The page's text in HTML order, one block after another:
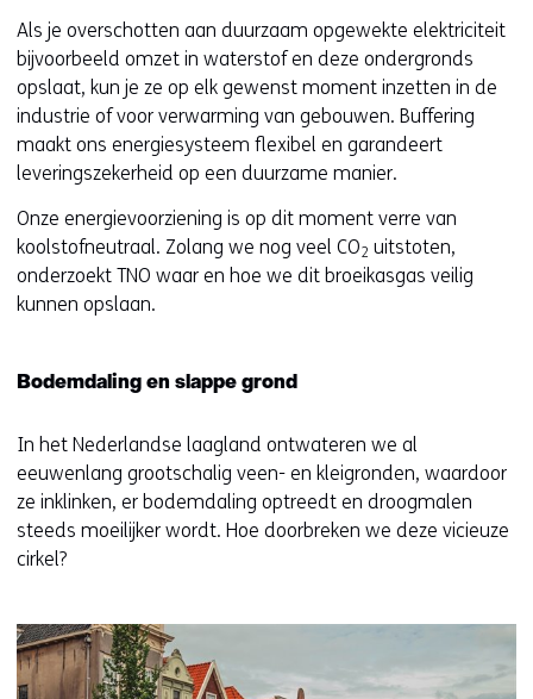
Als je overschotten aan duurzaam opgewekte elektriciteit
bijvoorbeeld omzet in waterstof en deze ondergronds
opslaat, kun je ze op elk gewenst moment inzetten in de
industrie of voor verwarming van gebouwen. Buffering
maakt ons energiesysteem flexibel en garandeert
leveringszekerheid op een duurzame manier.
Onze energievoorziening is op dit moment verre van
koolstofneutraal. Zolang we nog veel CO2 uitstoten,
onderzoekt TNO waar en hoe we dit broeikasgas veilig
kunnen opslaan.
Bodemdaling en slappe grond
In het Nederlandse laagland ontwateren we al
eeuwenlang grootschalig veen- en kleigronden, waardoor
ze inklinken, er bodemdaling optreedt en droogmalen
steeds moeilijker wordt. Hoe doorbreken we deze vicieuze
cirkel?